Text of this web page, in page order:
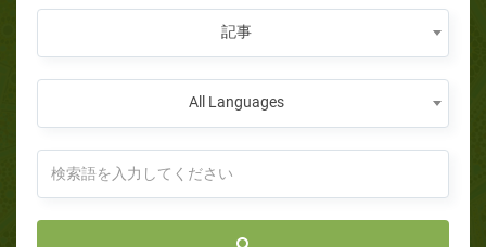
記事
All Languages